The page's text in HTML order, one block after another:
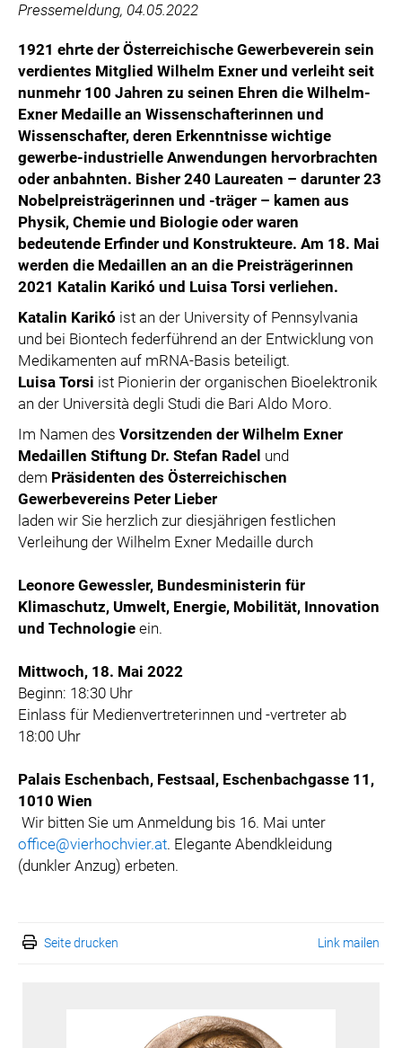
Pressemeldung, 04.05.2022
1921 ehrte der Österreichische Gewerbeverein sein
verdientes Mitglied Wilhelm Exner und verleiht seit
nunmehr 100 Jahren zu seinen Ehren die Wilhelm-
Exner Medaille an Wissenschafterinnen und
Wissenschafter, deren Erkenntnisse wichtige
gewerbe-industrielle Anwendungen hervorbrachten
oder anbahnten. Bisher 240 Laureaten – darunter 23
Nobelpreisträgerinnen und -träger – kamen aus
Physik, Chemie und Biologie oder waren
bedeutende Erfinder und Konstrukteure. Am 18. Mai
werden die Medaillen an an die Preisträgerinnen
2021 Katalin Karikó und Luisa Torsi verliehen.
Katalin Karikó ist an der University of Pennsylvania
und bei Biontech federführend an der Entwicklung von
Medikamenten auf mRNA-Basis beteiligt.
Luisa Torsi ist Pionierin der organischen Bioelektronik
an der Università degli Studi die Bari Aldo Moro.
Im Namen des Vorsitzenden der Wilhelm Exner
Medaillen Stiftung Dr. Stefan Radel und
dem Präsidenten des Österreichischen
Gewerbevereins Peter Lieber
laden wir Sie herzlich zur diesjährigen festlichen
Verleihung der Wilhelm Exner Medaille durch
Leonore Gewessler, Bundesministerin für
Klimaschutz, Umwelt, Energie, Mobilität, Innovation
und Technologie ein.
Mittwoch, 18. Mai 2022
Beginn: 18:30 Uhr
Einlass für Medienvertreterinnen und -vertreter ab
18:00 Uhr
Palais Eschenbach, Festsaal, Eschenbachgasse 11,
1010 Wien
Wir bitten Sie um Anmeldung bis 16. Mai unter
office@vierhochvier.at. Elegante Abendkleidung
(dunkler Anzug) erbeten.
Seite drucken Link mailen